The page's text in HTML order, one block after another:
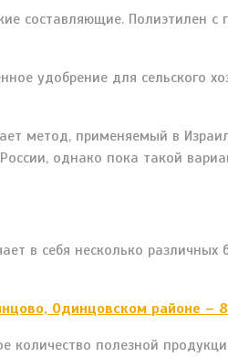
составляющие. Полиэтилен
удобрение для сельского
метод, применяемый в
однако пока такой
в себя несколько различных
Одинцовском районе –
количество полезной